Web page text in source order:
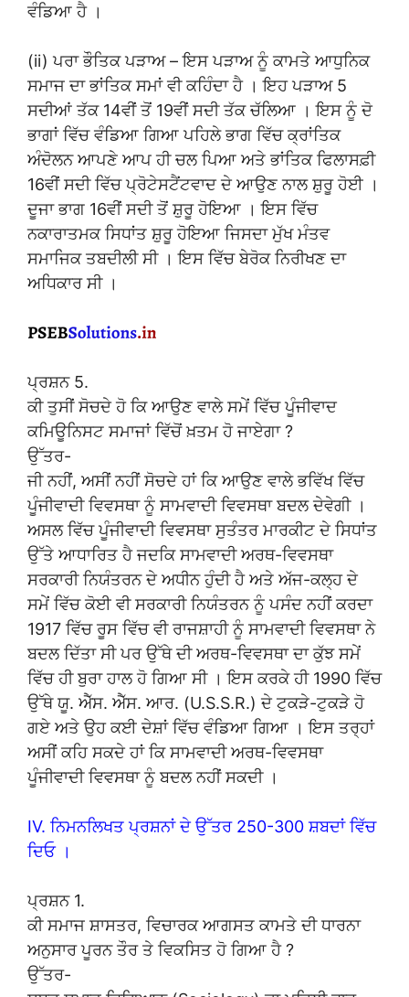
ਵੰਡਿਆ ਹੈ ।
(ii) ਪਰਾ ਭੌਤਿਕ ਪੜਾਅ – ਇਸ ਪੜਾਅ ਨੂੰ ਕਾਮਤੇ ਆਧੁਨਿਕ
ਸਮਾਜ ਦਾ ਭਾਂਤਿਕ ਸਮਾਂ ਵੀ ਕਹਿੰਦਾ ਹੈ । ਇਹ ਪੜਾਅ 5
ਸਦੀਆਂ ਤੱਕ 14ਵੀਂ ਤੋਂ 19ਵੀਂ ਸਦੀ ਤੱਕ ਚੱਲਿਆ । ਇਸ ਨੂੰ ਦੋ
ਭਾਗਾਂ ਵਿੱਚ ਵੰਡਿਆ ਗਿਆ ਪਹਿਲੇ ਭਾਗ ਵਿੱਚ ਕ੍ਰਾਂਤਿਕ
ਅੰਦੋਲਨ ਆਪਣੇ ਆਪ ਹੀ ਚਲ ਪਿਆ ਅਤੇ ਭਾਂਤਿਕ ਫਿਲਾਸਫ਼ੀ
16ਵੀਂ ਸਦੀ ਵਿੱਚ ਪ੍ਰੋਟੇਸਟੈਂਟਵਾਦ ਦੇ ਆਉਣ ਨਾਲ ਸ਼ੁਰੂ ਹੋਈ ।
ਦੂਜਾ ਭਾਗ 16ਵੀਂ ਸਦੀ ਤੋਂ ਸ਼ੁਰੂ ਹੋਇਆ । ਇਸ ਵਿੱਚ
ਨਕਾਰਾਤਮਕ ਸਿਧਾਂਤ ਸ਼ੁਰੂ ਹੋਇਆ ਜਿਸਦਾ ਮੁੱਖ ਮੰਤਵ
ਸਮਾਜਿਕ ਤਬਦੀਲੀ ਸੀ । ਇਸ ਵਿੱਚ ਬੇਰੋਕ ਨਿਰੀਖਣ ਦਾ
ਅਧਿਕਾਰ ਸੀ ।
ਪ੍ਰਸ਼ਨ 5.
ਕੀ ਤੁਸੀਂ ਸੋਚਦੇ ਹੋ ਕਿ ਆਉਣ ਵਾਲੇ ਸਮੇਂ ਵਿੱਚ ਪੂੰਜੀਵਾਦ
ਕਮਿਊਨਿਸਟ ਸਮਾਜਾਂ ਵਿੱਚੋਂ ਖ਼ਤਮ ਹੋ ਜਾਏਗਾ ?
ਉੱਤਰ-
ਜੀ ਨਹੀਂ, ਅਸੀਂ ਨਹੀਂ ਸੋਚਦੇ ਹਾਂ ਕਿ ਆਉਣ ਵਾਲੇ ਭਵਿੱਖ ਵਿੱਚ
ਪੂੰਜੀਵਾਦੀ ਵਿਵਸਥਾ ਨੂੰ ਸਾਮਵਾਦੀ ਵਿਵਸਥਾ ਬਦਲ ਦੇਵੇਗੀ ।
ਅਸਲ ਵਿੱਚ ਪੂੰਜੀਵਾਦੀ ਵਿਵਸਥਾ ਸੁਤੰਤਰ ਮਾਰਕੀਟ ਦੇ ਸਿਧਾਂਤ
ਉੱਤੇ ਆਧਾਰਿਤ ਹੈ ਜਦਕਿ ਸਾਮਵਾਦੀ ਅਰਥ-ਵਿਵਸਥਾ
ਸਰਕਾਰੀ ਨਿਯੰਤਰਨ ਦੇ ਅਧੀਨ ਹੁੰਦੀ ਹੈ ਅਤੇ ਅੱਜ-ਕਲ੍ਹ ਦੇ
ਸਮੇਂ ਵਿੱਚ ਕੋਈ ਵੀ ਸਰਕਾਰੀ ਨਿਯੰਤਰਨ ਨੂੰ ਪਸੰਦ ਨਹੀਂ ਕਰਦਾ
1917 ਵਿੱਚ ਰੂਸ ਵਿੱਚ ਵੀ ਰਾਜਸ਼ਾਹੀ ਨੂੰ ਸਾਮਵਾਦੀ ਵਿਵਸਥਾ ਨੇ
ਬਦਲ ਦਿੱਤਾ ਸੀ ਪਰ ਉੱਥੇ ਦੀ ਅਰਥ-ਵਿਵਸਥਾ ਦਾ ਕੁੱਝ ਸਮੇਂ
ਵਿੱਚ ਹੀ ਬੁਰਾ ਹਾਲ ਹੋ ਗਿਆ ਸੀ । ਇਸ ਕਰਕੇ ਹੀ 1990 ਵਿੱਚ
ਉੱਥੇ ਯੂ. ਐੱਸ. ਐੱਸ. ਆਰ. (U.S.S.R.) ਦੇ ਟੁਕੜੇ-ਟੁਕੜੇ ਹੋ
ਗਏ ਅਤੇ ਉਹ ਕਈ ਦੇਸ਼ਾਂ ਵਿੱਚ ਵੰਡਿਆ ਗਿਆ । ਇਸ ਤਰ੍ਹਾਂ
ਅਸੀਂ ਕਹਿ ਸਕਦੇ ਹਾਂ ਕਿ ਸਾਮਵਾਦੀ ਅਰਥ-ਵਿਵਸਥਾ
ਪੂੰਜੀਵਾਦੀ ਵਿਵਸਥਾ ਨੂੰ ਬਦਲ ਨਹੀਂ ਸਕਦੀ ।
IV. ਨਿਮਨਲਿਖਤ ਪ੍ਰਸ਼ਨਾਂ ਦੇ ਉੱਤਰ 250-300 ਸ਼ਬਦਾਂ ਵਿੱਚ
ਦਿਓ ।
ਪ੍ਰਸ਼ਨ 1.
ਕੀ ਸਮਾਜ ਸ਼ਾਸਤਰ, ਵਿਚਾਰਕ ਆਗਸਤ ਕਾਮਤੇ ਦੀ ਧਾਰਨਾ
ਅਨੁਸਾਰ ਪੂਰਨ ਤੌਰ ਤੇ ਵਿਕਸਿਤ ਹੋ ਗਿਆ ਹੈ ?
ਉੱਤਰ-